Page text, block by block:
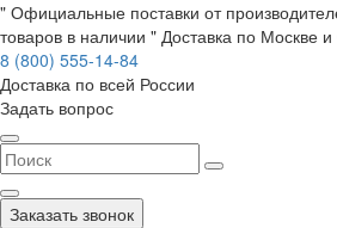
" Официальные поставки от
товаров в наличии " Доставка по Москве
8 (800) 555-14-84
Доставка по всей России
Задать вопрос
Заказать звонок